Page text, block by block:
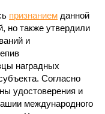
признанием данной
но также утвердили
и
наградных
Согласно
удостоверения и
международного